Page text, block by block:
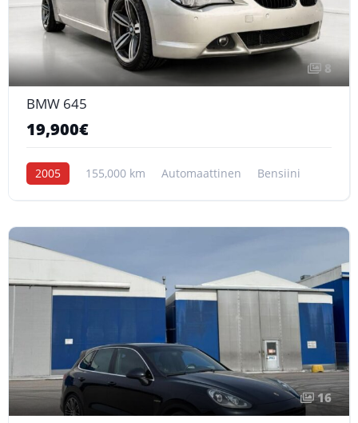
8
BMW 645
19,900€
2005 155,000 km Automaattinen Bensiini
16